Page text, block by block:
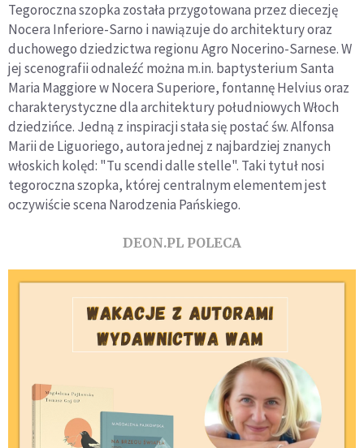
Tegoroczna szopka została przygotowana przez diecezję
Nocera Inferiore-Sarno i nawiązuje do architektury oraz
duchowego dziedzictwa regionu Agro Nocerino-Sarnese. W
jej scenografii odnaleźć można m.in. baptysterium Santa
Maria Maggiore w Nocera Superiore, fontannę Helvius oraz
charakterystyczne dla architektury południowych Włoch
dziedzińce. Jedną z inspiracji stała się postać św. Alfonsa
Marii de Liguoriego, autora jednej z najbardziej znanych
włoskich kolęd: "Tu scendi dalle stelle". Taki tytuł nosi
tegoroczna szopka, której centralnym elementem jest
oczywiście scena Narodzenia Pańskiego.
DEON.PL POLECA